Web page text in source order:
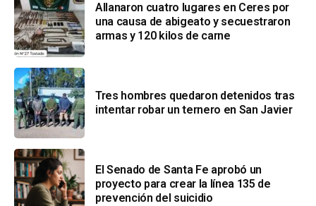
Allanaron cuatro lugares en Ceres por
una causa de abigeato y secuestraron
armas y 120 kilos de carne
Tres hombres quedaron detenidos tras
intentar robar un ternero en San Javier
El Senado de Santa Fe aprobó un
proyecto para crear la línea 135 de
prevención del suicidio